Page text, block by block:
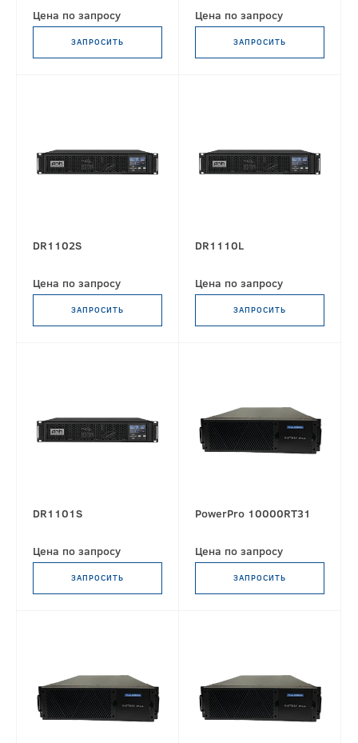
Цена по запросу
ЗАПРОСИТЬ
Цена по запросу
ЗАПРОСИТЬ
DR1102S
Цена по запросу
ЗАПРОСИТЬ
DR1110L
Цена по запросу
ЗАПРОСИТЬ
DR1101S
Цена по запросу
ЗАПРОСИТЬ
PowerPro 10000RT31
Цена по запросу
ЗАПРОСИТЬ